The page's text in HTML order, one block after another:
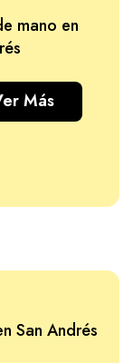
mano en
Más
San Andrés